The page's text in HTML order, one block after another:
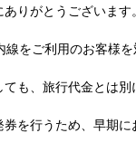
りがとうございます。
をご利用のお客様
も、旅行代金とは
を行うため、早期